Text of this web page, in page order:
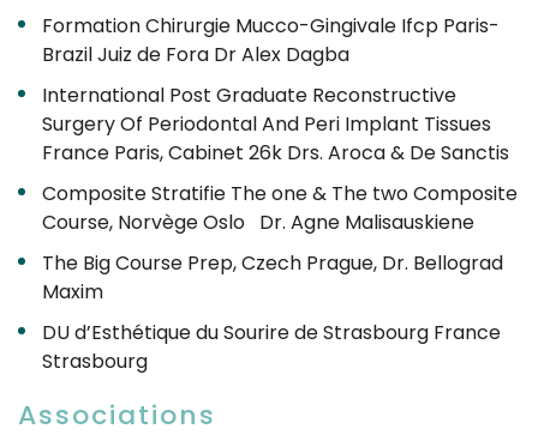
Formation Chirurgie Mucco-Gingivale Ifcp Paris-
Brazil Juiz de Fora Dr Alex Dagba
International Post Graduate Reconstructive
Surgery Of Periodontal And Peri Implant Tissues
France Paris, Cabinet 26k Drs. Aroca & De Sanctis
Composite Stratifie The one & The two Composite
Course, Norvège Oslo Dr. Agne Malisauskiene
The Big Course Prep, Czech Prague, Dr. Bellograd
Maxim
DU d’Esthétique du Sourire de Strasbourg France
Strasbourg
Associations